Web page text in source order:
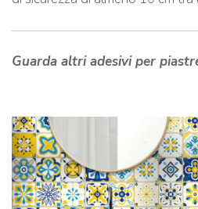
Guarda altri adesivi per